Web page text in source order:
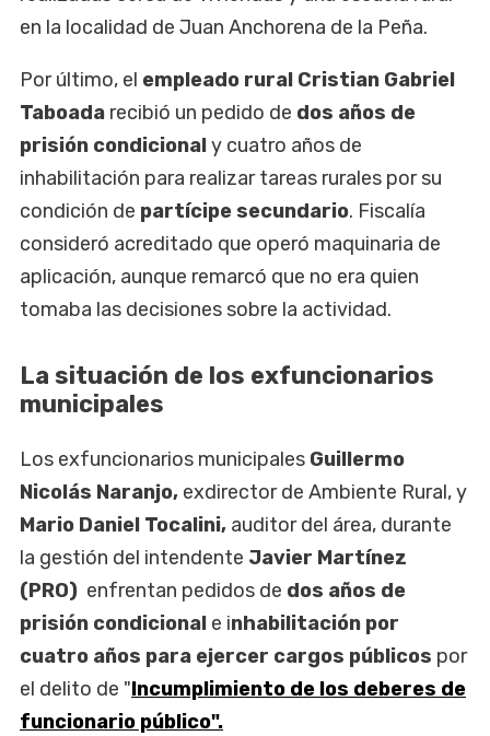
en la localidad de Juan Anchorena de la Peña.
Por último, el empleado rural Cristian Gabriel
Taboada recibió un pedido de dos años de
prisión condicionaly cuatro años de
inhabilitación para realizar tareas rurales por su
condición de partícipe secundario. Fiscalía
consideró acreditado que operó maquinaria de
aplicación, aunque remarcó que no era quien
tomaba las decisiones sobre la actividad.
La situación de los exfuncionarios
municipales
Los exfuncionarios municipales Guillermo
Nicolás Naranjo, exdirector de Ambiente Rural, y
Mario Daniel Tocalini, auditor del área, durante
la gestión del intendente Javier Martínez
(PRO) enfrentan pedidos de dos años de
prisión condicional e inhabilitación por
cuatro años para ejercer cargos públicos por
el delito de "Incumplimiento de los deberes de
funcionario público".